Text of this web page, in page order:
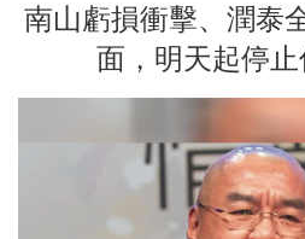
南山虧損衝擊、潤泰
面，明天起停止